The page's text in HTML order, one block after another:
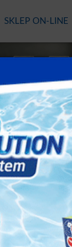
SKLEP ON-LINE